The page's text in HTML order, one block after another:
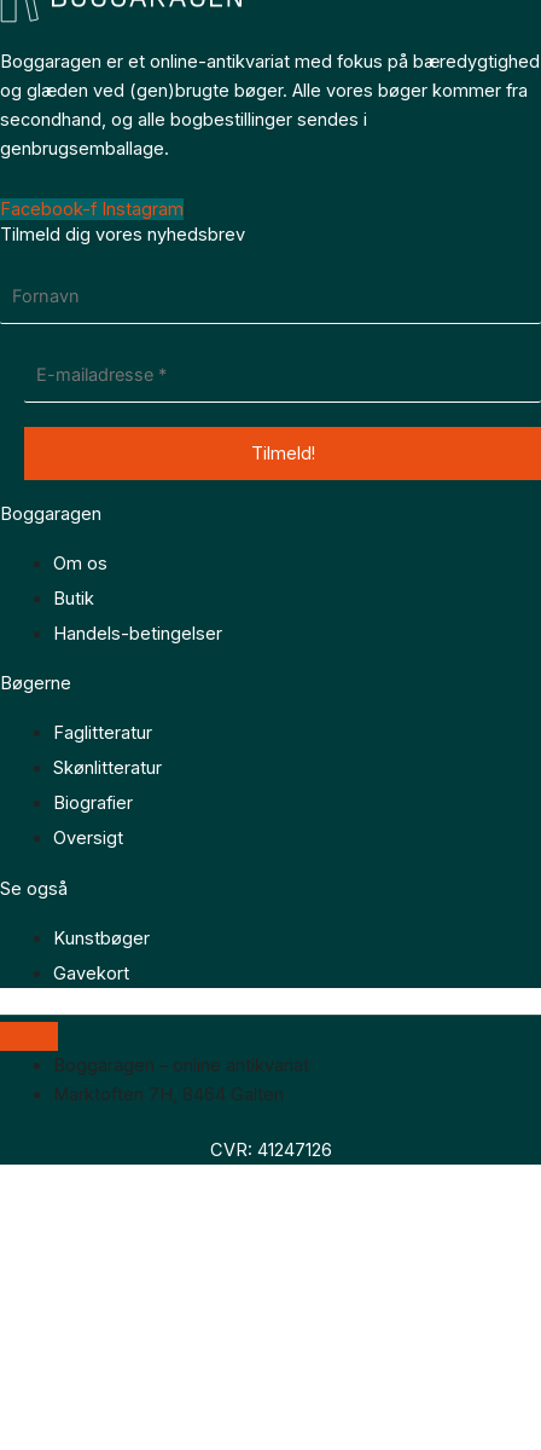
Boggaragen er et online-antikvariat med fokus på bæredygtighed
og glæden ved (gen)brugte bøger. Alle vores bøger kommer fra
secondhand, og alle bogbestillinger sendes i
genbrugsemballage.
Facebook-f Instagram
Tilmeld dig vores nyhedsbrev
Boggaragen
Om os
Butik
Handels-betingelser
Bøgerne
Faglitteratur
Skønlitteratur
Biografier
Oversigt
Se også
Kunstbøger
Gavekort
Boggaragen – online antikvariat
Marktoften 7H, 8464 Galten
CVR: 41247126